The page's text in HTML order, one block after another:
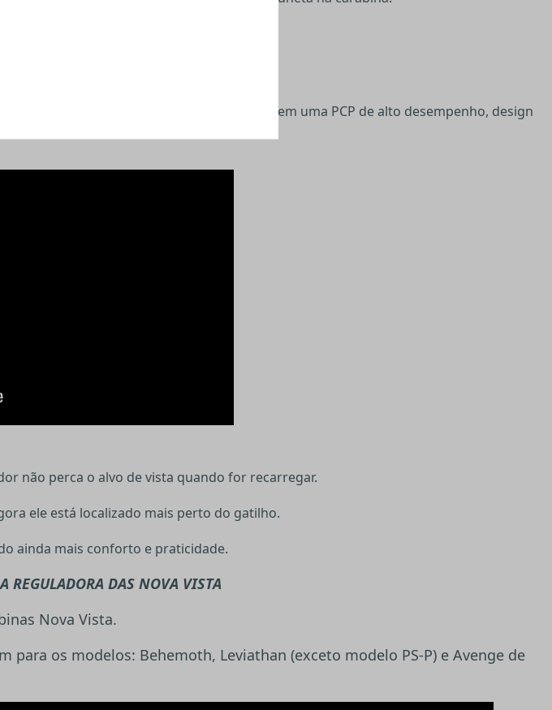
para os disparos.
LojaDaCarabina! Tudo o que você precisa em uma PCP de alto desempenho, design
não perca o alvo de vista quando for recarregar.
ele está localizado mais perto do gatilho.
ainda mais conforto e praticidade.
REGULADORA DAS NOVA VISTA
Nova Vista.
os modelos: Behemoth, Leviathan (exceto modelo PS-P) e Avenge de